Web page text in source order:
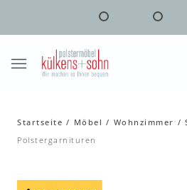
Startseite Möbel Wohnzimmer
Polstergarnituren